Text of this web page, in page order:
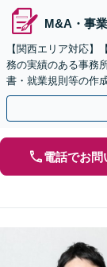
M&A・事
【関西エリア対応
務の実績のある事務
書・就業規則等の作
お気軽にご相談くだ
電話でお問